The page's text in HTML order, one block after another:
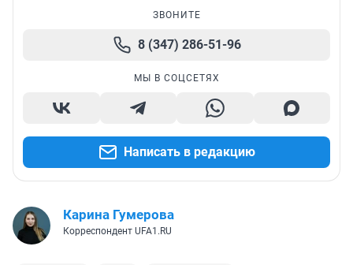
ЗВОНИТЕ
8 (347) 286-51-96
МЫ В СОЦСЕТЯХ
Написать в редакцию
Карина Гумерова
Корреспондент UFA1.RU